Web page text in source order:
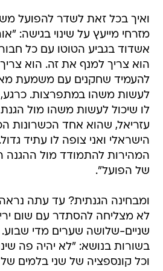
ואיך בכל זאת לשדר להפועל
מזרחי מייעץ על שינוי בגישה:
אשדוד בגביע הטוטו עם כל
הוא צריך למנף את זה. הוא
להעמיד שחקנים עם משמעת
לעשות משהו במתפרצות.
לו שיכול לעשות משהו מול
עזריאל, שהוא אחד הכשרונות
הישראלי ואני צופה לו עתיד
המהירות להתמודד מול ההגנה
של הפועל".
ומבחינה הגנתית? עד עתה
לא מצליחה להסתדר עם שום
שניים-שלושה שערים מדי שבוע.
בשורות בנושא: "לא יהיה פה
וכל קונספציה של שני בלמים